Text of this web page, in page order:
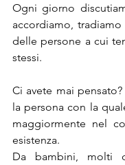
Ogni giorno
accordiamo,
delle persone a cui
stessi.
Ci avete mai
la persona con la
maggiormente nel
esistenza.
Da bambini, molti